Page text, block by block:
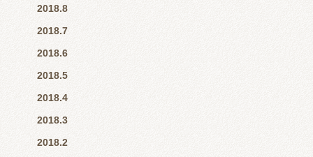
2018.8
2018.7
2018.6
2018.5
2018.4
2018.3
2018.2